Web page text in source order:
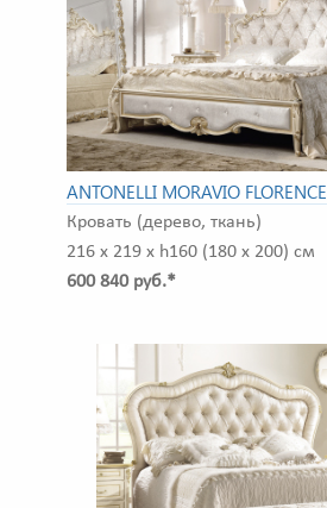
ANTONELLI MORAVIO FLORENCE
Кровать (дерево, ткань)
216 x 219 x h160 (180 x 200) см
600 840 руб.*